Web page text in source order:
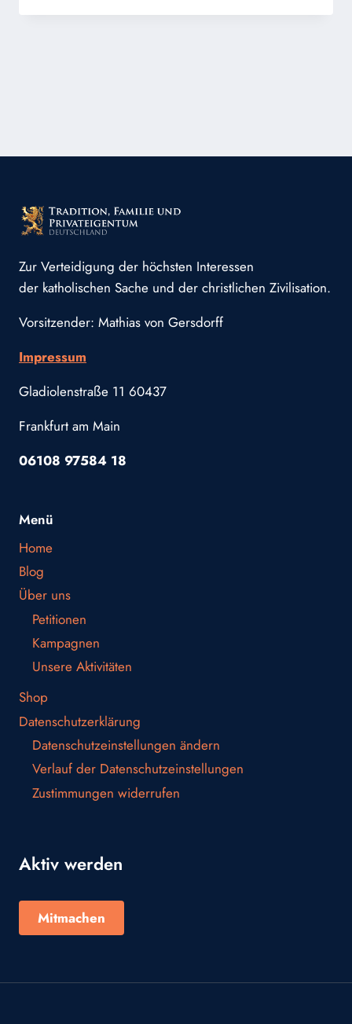
Zur Verteidigung der höchsten Interessen
der katholischen Sache und der christlichen Zivilisation.
Vorsitzender: Mathias von Gersdorff
Impressum
Gladiolenstraße 11 60437
Frankfurt am Main
06108 97584 18
Menü
Home
Blog
Über uns
Petitionen
Kampagnen
Unsere Aktivitäten
Shop
Datenschutzerklärung
Datenschutzeinstellungen ändern
Verlauf der Datenschutzeinstellungen
Zustimmungen widerrufen
Aktiv werden
Mitmachen